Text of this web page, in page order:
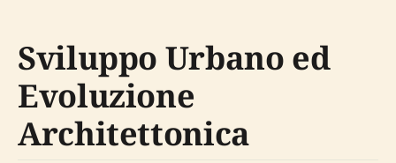
Sviluppo Urbano ed
Evoluzione
Architettonica